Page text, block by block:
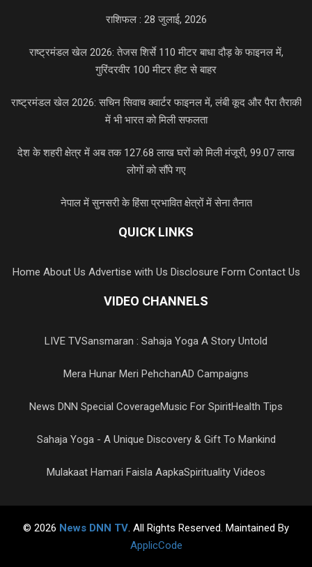
राशिफल : 28 जुलाई, 2026
राष्ट्रमंडल खेल 2026: तेजस शिर्से 110 मीटर बाधा दौड़ के फाइनल में,
गुरिंदरवीर 100 मीटर हीट से बाहर
राष्ट्रमंडल खेल 2026: सचिन सिवाच क्वार्टर फाइनल में, लंबी कूद और पैरा तैराकी
में भी भारत को मिली सफलता
देश के शहरी क्षेत्र में अब तक 127.68 लाख घरों को मिली मंजूरी, 99.07 लाख
लोगों को सौंपे गए
नेपाल में सुनसरी के हिंसा प्रभावित क्षेत्रों में सेना तैनात
QUICK LINKS
Home About Us Advertise with Us Disclosure Form Contact Us
VIDEO CHANNELS
LIVE TVSansmaran : Sahaja Yoga A Story Untold
Mera Hunar Meri PehchanAD Campaigns
News DNN Special CoverageMusic For SpiritHealth Tips
Sahaja Yoga - A Unique Discovery & Gift To Mankind
Mulakaat Hamari Faisla AapkaSpirituality Videos
© 2026 News DNN TV. All Rights Reserved. Maintained By
ApplicCode